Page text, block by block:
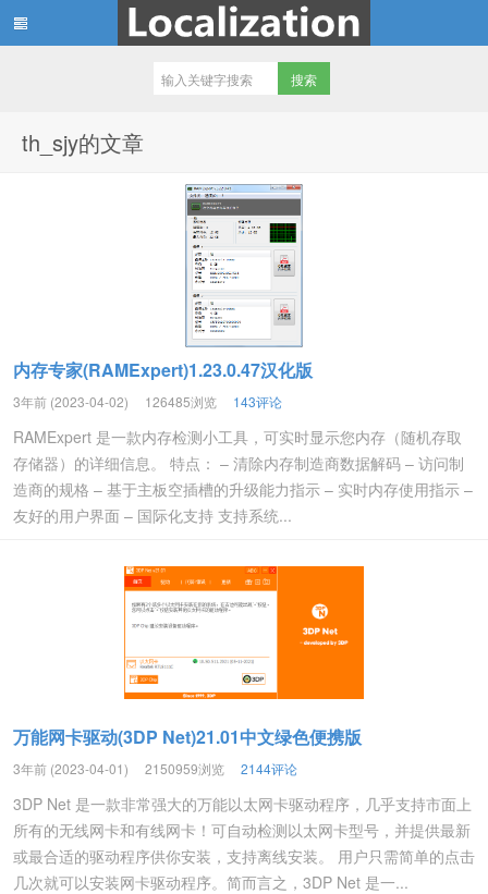
th_sjy的文章
内存专家(RAMExpert)1.23.0.47汉化版
3年前 (2023-04-02) 126485浏览 143评论
RAMExpert 是一款内存检测小工具，可实时显示您内存（随机存取
存储器）的详细信息。 特点： – 清除内存制造商数据解码 – 访问制
造商的规格 – 基于主板空插槽的升级能力指示 – 实时内存使用指示 –
友好的用户界面 – 国际化支持 支持系统...
万能网卡驱动(3DP Net)21.01中文绿色便携版
3年前 (2023-04-01) 2150959浏览 2144评论
3DP Net 是一款非常强大的万能以太网卡驱动程序，几乎支持市面上
所有的无线网卡和有线网卡！可自动检测以太网卡型号，并提供最新
或最合适的驱动程序供你安装，支持离线安装。 用户只需简单的点击
几次就可以安装网卡驱动程序。简而言之，3DP Net 是一...